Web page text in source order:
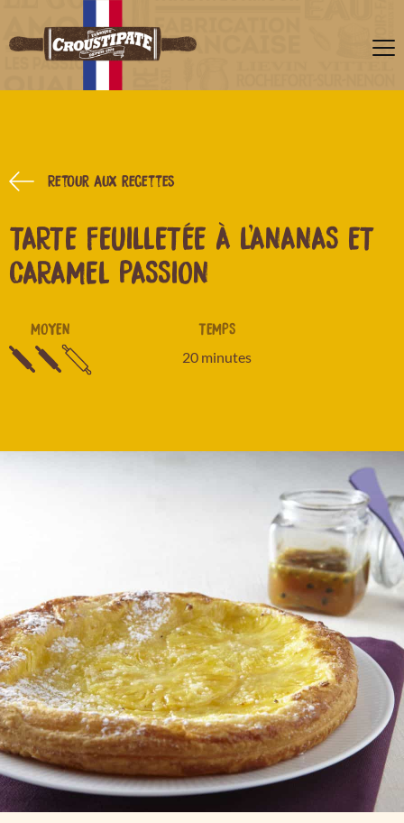
Retour aux recettes
TARTE FEUILLETÉE À L'ANANAS ET
CARAMEL PASSION
MOYEN TEMPS
20 minutes